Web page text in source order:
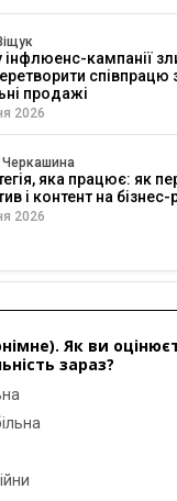
інфлюенс-кампанії
співпрацю
продажі
2026
Черкашина
яка працює: як
і контент на бізнес-
2026
Як ви
зараз?